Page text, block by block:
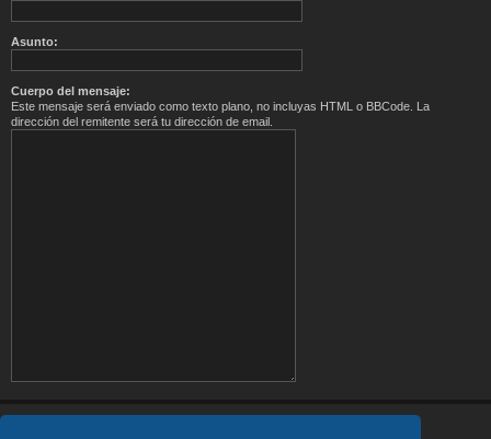
Asunto:
Cuerpo del mensaje:
Este mensaje será enviado como texto plano, no incluyas HTML o BBCode. La
dirección del remitente será tu dirección de email.